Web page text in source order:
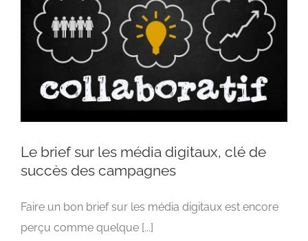
Le brief sur les média digitaux, clé de succès
des campagnes
Le brief sur les média digitaux, clé de
succès des campagnes
Faire un bon brief sur les média digitaux est encore
perçu comme quelque [...]